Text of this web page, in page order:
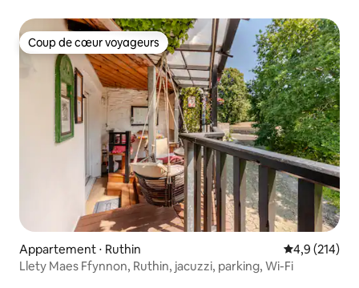
Coup de cœur voyageurs
Coup de cœur voyageurs
Appartement ⋅ Ruthin Évaluation
4,9 (214)
Llety Maes Ffynnon, Ruthin, jacuzzi, parking, Wi-Fi